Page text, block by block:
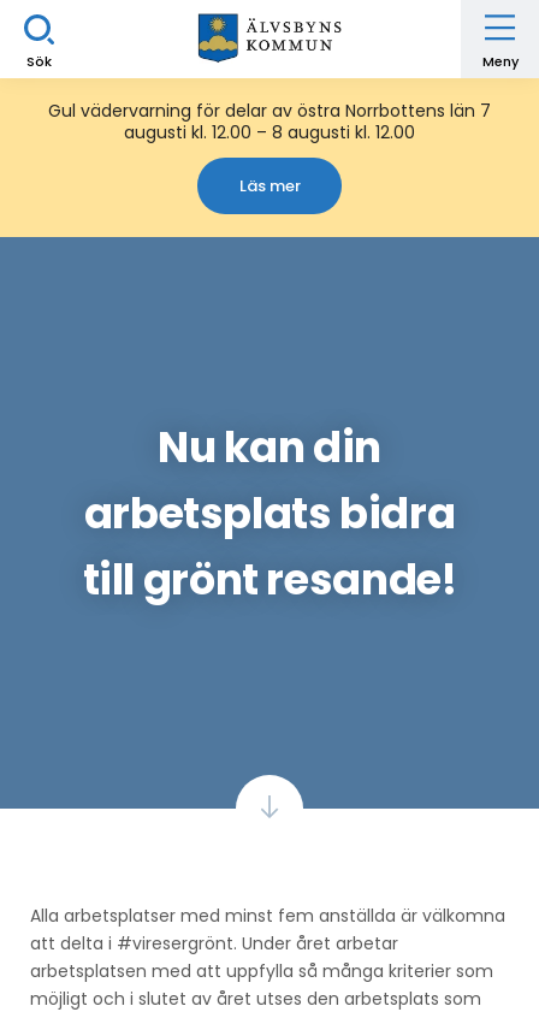
Sök Meny
Gul vädervarning för delar av östra Norrbottens län 7
augusti kl. 12.00 – 8 augusti kl. 12.00
Läs mer
Nu kan din
arbetsplats bidra
till grönt resande!
Alla arbetsplatser med minst fem anställda är välkomna
att delta i #viresergrönt. Under året arbetar
arbetsplatsen med att uppfylla så många kriterier som
möjligt och i slutet av året utses den arbetsplats som